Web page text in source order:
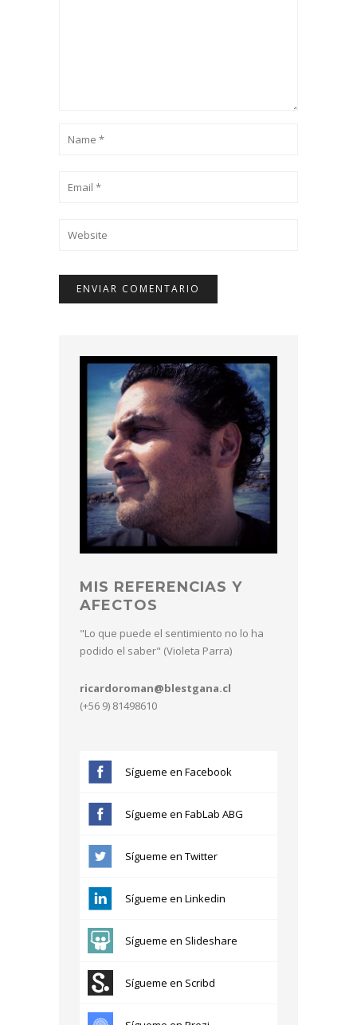
MIS REFERENCIAS Y
AFECTOS
"Lo que puede el sentimiento no lo ha
podido el saber" (Violeta Parra)
ricardoroman@blestgana.cl
(+56 9) 81498610
Sígueme en Facebook
Sígueme en FabLab ABG
Sígueme en Twitter
Sígueme en Linkedin
Sígueme en Slideshare
Sígueme en Scribd